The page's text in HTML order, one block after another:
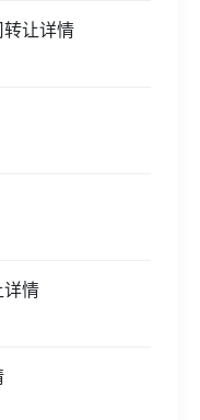
让详情
情